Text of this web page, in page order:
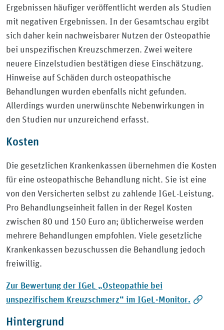
Ergebnissen häufiger veröffentlicht werden als Studien
mit negativen Ergebnissen. In der Gesamtschau ergibt
sich daher kein nachweisbarer Nutzen der Osteopathie
bei unspezifischen Kreuzschmerzen. Zwei weitere
neuere Einzelstudien bestätigen diese Einschätzung.
Hinweise auf Schäden durch osteopathische
Behandlungen wurden ebenfalls nicht gefunden.
Allerdings wurden unerwünschte Nebenwirkungen in
den Studien nur unzureichend erfasst.
Kosten
Die gesetzlichen Krankenkassen übernehmen die Kosten
für eine osteopathische Behandlung nicht. Sie ist eine
von den Versicherten selbst zu zahlende IGeL-Leistung.
Pro Behandlungseinheit fallen in der Regel Kosten
zwischen 80 und 150 Euro an; üblicherweise werden
mehrere Behandlungen empfohlen. Viele gesetzliche
Krankenkassen bezuschussen die Behandlung jedoch
freiwillig.
Zur Bewertung der IGeL „Osteopathie bei
unspezifischem Kreuzschmerz“ im IGeL-Monitor.
Hintergrund